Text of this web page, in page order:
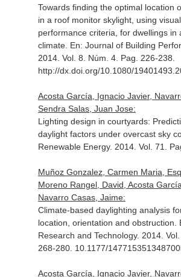
Towards finding the optimal location
in a roof monitor skylight, using
performance criteria, for dwellings in
climate. En: Journal of Building
2014. Vol. 8. Núm. 4. Pag. 226-238.
http://dx.doi.org/10.1080/
Acosta García, Ignacio Javier,
Sendra Salas, Juan Jose:
Lighting design in courtyards:
daylight factors under overcast sky
Renewable Energy. 2014. Vol. 71.
Muñoz Gonzalez, Carmen Maria,
Moreno Rangel, David, Acosta
Navarro Casas, Jaime:
Climate-based daylighting analysis
location, orientation and obstruction.
Research and Technology. 2014.
268-280. 10.1177/
Acosta García, Ignacio Javier,